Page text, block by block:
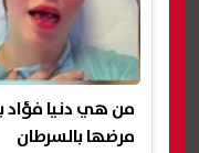
من هي دنيا فؤاد
مرضها بالسرطان